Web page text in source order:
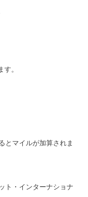
。
とマイルが加算されま
ト・インターナショナ